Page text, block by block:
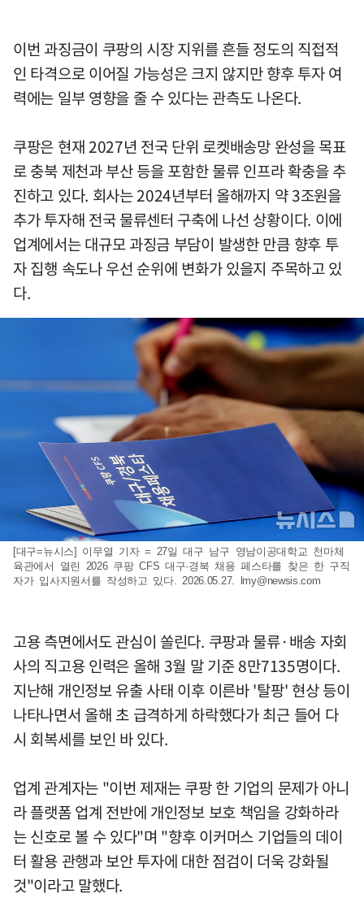
이번 과징금이 쿠팡의 시장 지위를 흔들 정도의 직접적
인 타격으로 이어질 가능성은 크지 않지만 향후 투자 여
력에는 일부 영향을 줄 수 있다는 관측도 나온다.
쿠팡은 현재 2027년 전국 단위 로켓배송망 완성을 목표
로 충북 제천과 부산 등을 포함한 물류 인프라 확충을 추
진하고 있다. 회사는 2024년부터 올해까지 약 3조원을
추가 투자해 전국 물류센터 구축에 나선 상황이다. 이에
업계에서는 대규모 과징금 부담이 발생한 만큼 향후 투
자 집행 속도나 우선 순위에 변화가 있을지 주목하고 있
다.
[대구=뉴시스] 이무열 기자 = 27일 대구 남구 영남이공대학교 천마체
육관에서 열린 2026 쿠팡 CFS 대구·경북 채용 페스타를 찾은 한 구직
자가 입사지원서를 작성하고 있다. 2026.05.27.
lmy@newsis.com
고용 측면에서도 관심이 쏠린다. 쿠팡과 물류·배송 자회
사의 직고용 인력은 올해 3월 말 기준 8만7135명이다.
지난해 개인정보 유출 사태 이후 이른바 '탈팡' 현상 등이
나타나면서 올해 초 급격하게 하락했다가 최근 들어 다
시 회복세를 보인 바 있다.
업계 관계자는 "이번 제재는 쿠팡 한 기업의 문제가 아니
라 플랫폼 업계 전반에 개인정보 보호 책임을 강화하라
는 신호로 볼 수 있다"며 "향후 이커머스 기업들의 데이
터 활용 관행과 보안 투자에 대한 점검이 더욱 강화될
것"이라고 말했다.